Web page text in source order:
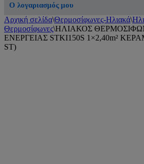
Ο λογαριασμός μου
Αρχική σελίδα\Θερμοσίφωνες-Ηλιακά\
Θερμοσίφωνες\ΗΛΙΑΚΟΣ
ΕΝΕΡΓΕΙΑΣ STKI150S 1×2,40m²
ST)